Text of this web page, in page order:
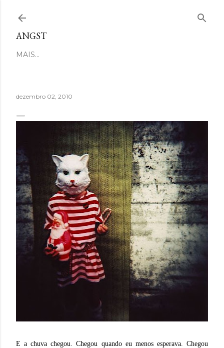
ANGST
MAIS…
dezembro 02, 2010
E a chuva chegou. Chegou quando eu menos esperava. Chegou